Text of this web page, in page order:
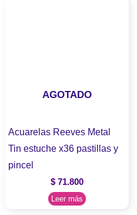
AGOTADO
Acuarelas Reeves Metal
Tin estuche x36 pastillas y
pincel
$ 71.800
Leer más